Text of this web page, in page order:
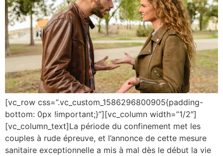
[vc_row css=”.vc_custom_1586296800905{padding-
bottom: 0px !important;}”][vc_column width=”1/2″]
[vc_column_text]La période du confinement met les
couples à rude épreuve, et l’annonce de cette mesure
sanitaire exceptionnelle a mis à mal dès le début la vie